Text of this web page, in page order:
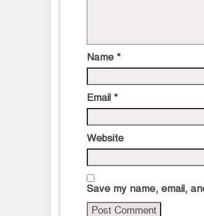
Name *
Email *
Website
Save my name, email,